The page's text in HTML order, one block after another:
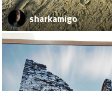
sharkamigo